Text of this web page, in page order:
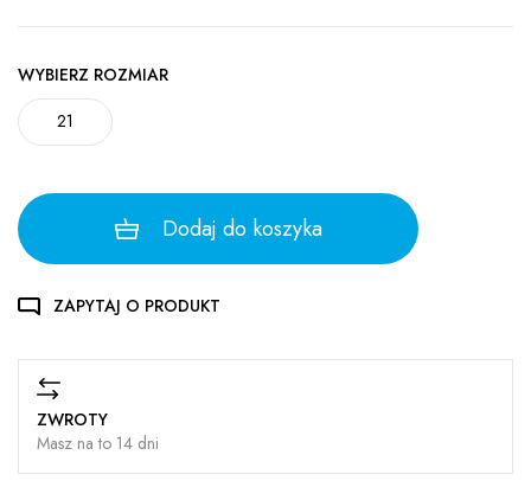
WYBIERZ ROZMIAR
21
Dodaj do koszyka
ZAPYTAJ O PRODUKT
ZWROTY
Masz na to 14 dni